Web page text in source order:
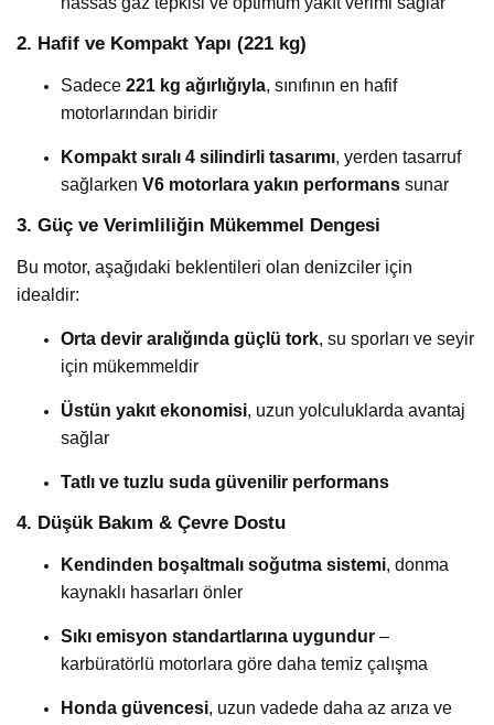
2. Hafif ve Kompakt Yapı (221 kg)
Sadece 221 kg ağırlığıyla, sınıfının en hafif
motorlarından biridir
Kompakt sıralı 4 silindirli tasarımı, yerden tasarruf
sağlarken V6 motorlara yakın performans sunar
3. Güç ve Verimliliğin Mükemmel Dengesi
Bu motor, aşağıdaki beklentileri olan denizciler için
idealdir:
Orta devir aralığında güçlü tork, su sporları ve seyir
için mükemmeldir
Üstün yakıt ekonomisi, uzun yolculuklarda avantaj
sağlar
Tatlı ve tuzlu suda güvenilir performans
4. Düşük Bakım & Çevre Dostu
Kendinden boşaltmalı soğutma sistemi, donma
kaynaklı hasarları önler
Sıkı emisyon standartlarına uygundur –
karbüratörlü motorlara göre daha temiz çalışma
Honda güvencesi, uzun vadede daha az arıza ve